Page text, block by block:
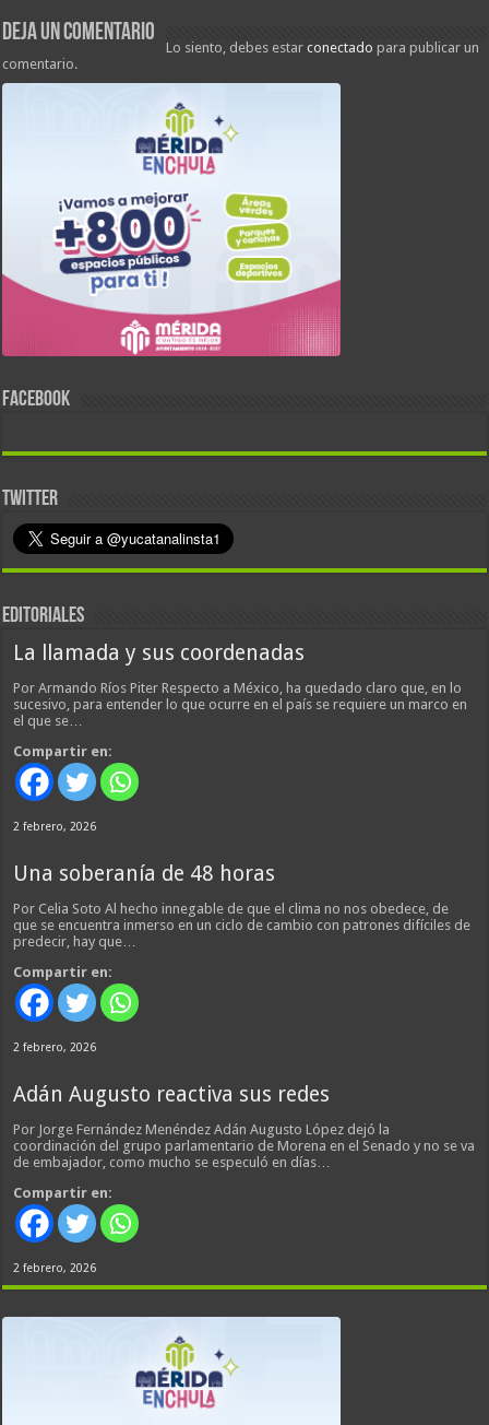
Deja un comentario
Lo siento, debes estarconectado para publicar un
comentario.
FACEBOOK
TWITTER
EDITORIALES
La llamada y sus coordenadas
Por Armando Ríos Piter Respecto a México, ha quedado claro que, en lo
sucesivo, para entender lo que ocurre en el país se requiere un marco en
el que se…
Compartir en:
2 febrero, 2026
Una soberanía de 48 horas
Por Celia Soto Al hecho innegable de que el clima no nos obedece, de
que se encuentra inmerso en un ciclo de cambio con patrones difíciles de
predecir, hay que…
Compartir en:
2 febrero, 2026
Adán Augusto reactiva sus redes
Por Jorge Fernández Menéndez Adán Augusto López dejó la
coordinación del grupo parlamentario de Morena en el Senado y no se va
de embajador, como mucho se especuló en días…
Compartir en:
2 febrero, 2026